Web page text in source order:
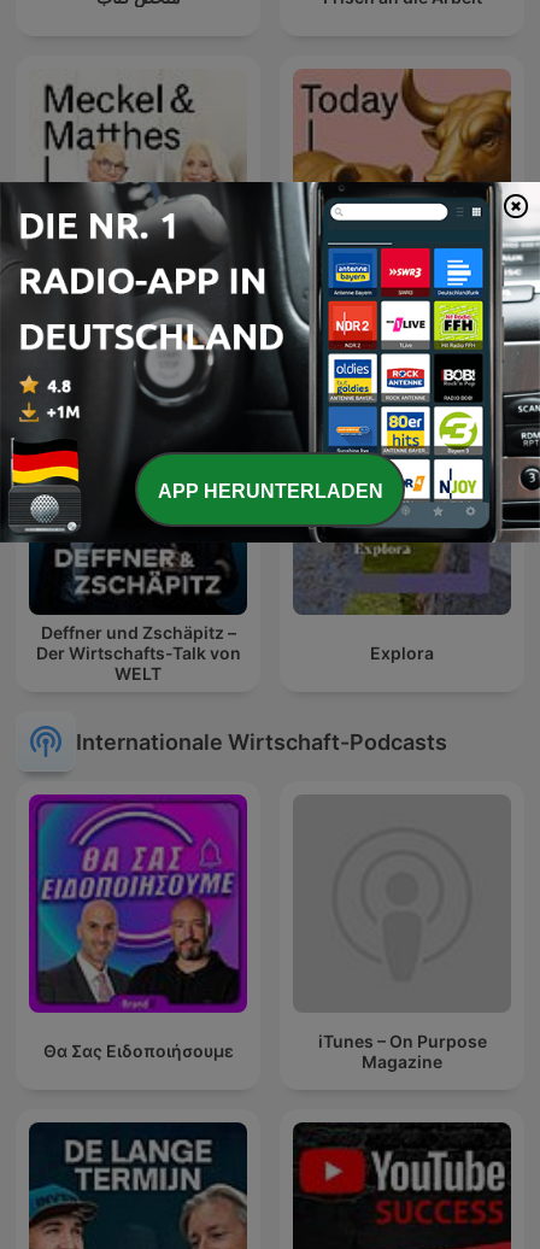
Meckel & Matthes
Handelsblatt Today – Der
Finanzpodcast mit News
zu Börse, Aktien und
Geldanlage
Deffner und Zschäpitz –
Der Wirtschafts-Talk von
WELT
Explora
Internationale Wirtschaft-Podcasts
Θα Σας Ειδοποιήσουμε
iTunes – On Purpose
Magazine
APP HERUNTERLADEN